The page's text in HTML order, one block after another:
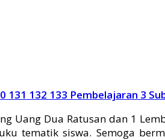
131 132 133 Pembelajaran 3
Uang Dua Ratusan dan 1
tematik siswa. Semoga